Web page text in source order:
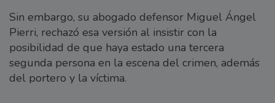
Sin embargo, su abogado defensor Miguel Ángel
Pierri, rechazó esa versión al insistir con la
posibilidad de que haya estado una tercera
segunda persona en la escena del crimen, además
del portero y la víctima.